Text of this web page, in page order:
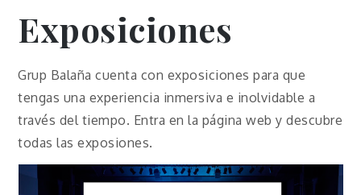
Exposiciones
Grup Balaña cuenta con exposiciones para que
tengas una experiencia inmersiva e inolvidable a
través del tiempo. Entra en la página web y descubre
todas las exposiones.